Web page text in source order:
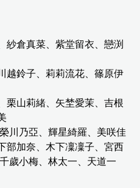
紗倉真菜、紫堂留衣、戀渕
越鈴子、莉莉流花、篠原伊
栗山莉緒、矢埜愛茉、吉根
川乃亞、輝星綺羅、美咲佳
部加奈、木下凜凜子、宮西
歲小梅、林太一、天道一